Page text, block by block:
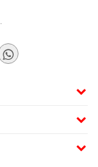
